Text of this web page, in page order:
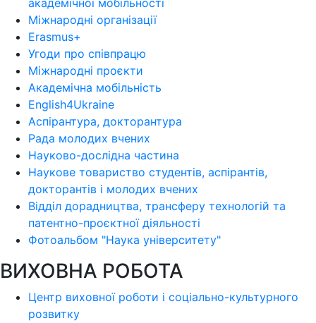
академічної мобільності
Міжнародні організації
Erasmus+
Угоди про співпрацю
Міжнародні проєкти
Академічна мобільність
English4Ukraine
Аспірантура, докторантура
Рада молодих вчених
Науково-дослідна частина
Наукове товариство студентів, аспірантів,
докторантів і молодих вчених
Відділ дорадництва, трансферу технологій та
патентно-проєктної діяльності
Фотоальбом "Наука університету"
ВИХОВНА РОБОТА
Центр виховної роботи і соціально-культурного
розвитку